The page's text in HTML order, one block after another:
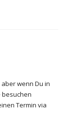
wenn Du in
besuchen
Termin via